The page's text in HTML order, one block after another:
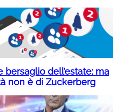
bersaglio dell’estate: ma
non è di Zuckerberg